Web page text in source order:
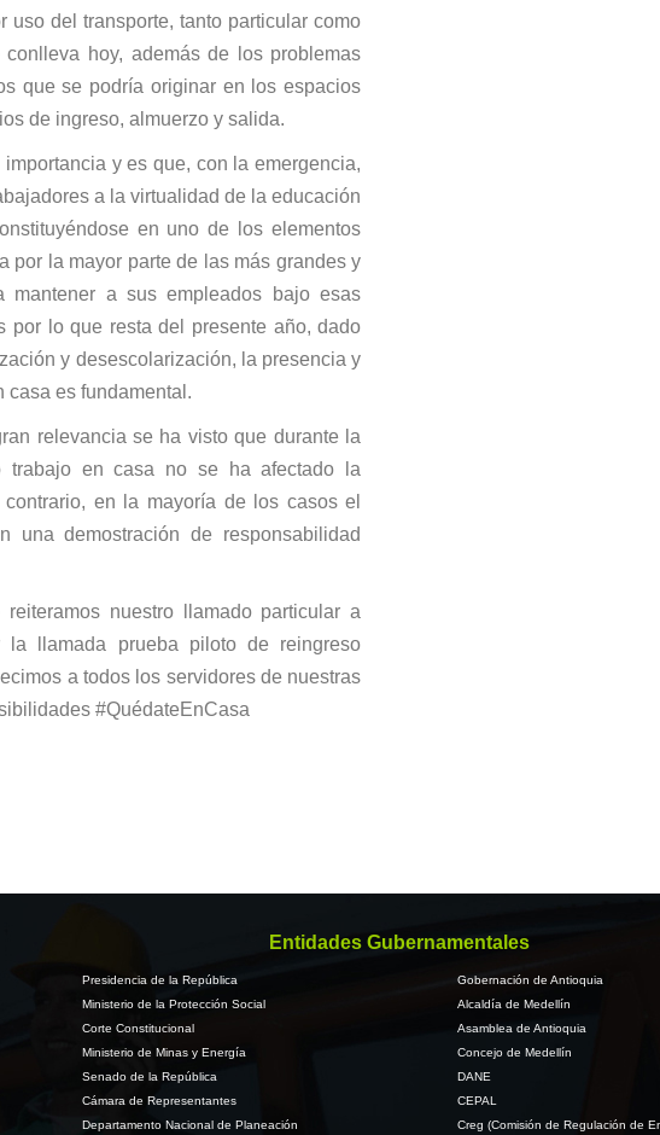
uso del transporte, tanto particular como
hoy, además de los problemas
que se podría originar en los espacios
de ingreso, almuerzo y salida.
y es que, con la emergencia,
a la virtualidad de la educación
en uno de los elementos
por la mayor parte de las más grandes y
mantener a sus empleados bajo esas
por lo que resta del presente año, dado
y desescolarización, la presencia y
casa es fundamental.
relevancia se ha visto que durante la
trabajo en casa no se ha afectado la
en la mayoría de los casos el
una demostración de responsabilidad
nuestro llamado particular a
la llamada prueba piloto de reingreso
a todos los servidores de nuestras
#QuédateEnCasa
Entidades Gubernamentales
Presidencia de la República
Ministerio de la Protección Social
Corte Constitucional
Ministerio de Minas y Energía
Senado de la República
Cámara de Representantes
Departamento Nacional de Planeación
Gobernación de Antioquia
Alcaldía de Medellín
Asamblea de Antioquia
Concejo de Medellín
DANE
CEPAL
Creg (Comisión de Regulación de